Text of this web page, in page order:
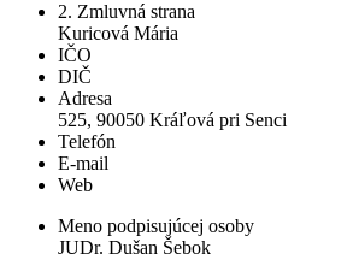
2. Zmluvná strana
Kuricová Mária
IČO
DIČ
Adresa
525, 90050 Kráľová pri Senci
Telefón
E-mail
Web
Meno podpisujúcej osoby
JUDr. Dušan Šebok